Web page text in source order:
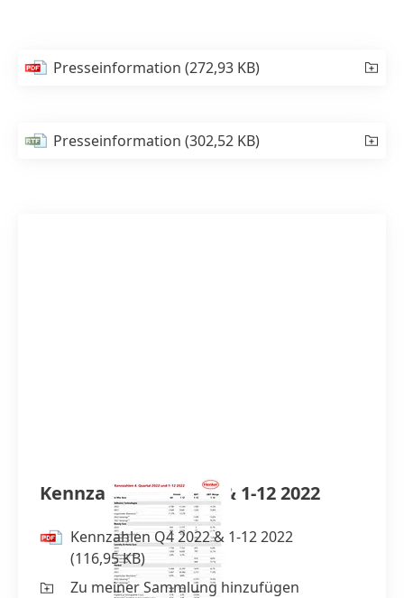
Presseinformation(272,93 KB)
Presseinformation(302,52 KB)
Kennzahlen Q4 2022 & 1-12 2022
Kennzahlen Q4 2022 & 1-12 2022
(116,95 KB)
Zu meiner Sammlung hinzufügen